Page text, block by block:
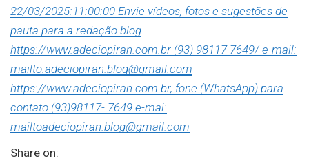
22/03/2025:11:00:00 Envie vídeos, fotos e sugestões de
pauta para a redação blog
https://www.adeciopiran.com.br (93) 98117 7649/ e-mail:
mailto:adeciopiran.blog@gmail.com
https://www.adeciopiran.com.br, fone (WhatsApp) para
contato (93)98117- 7649 e-mai:
mailtoadeciopiran.blog@gmail.com
Share on: